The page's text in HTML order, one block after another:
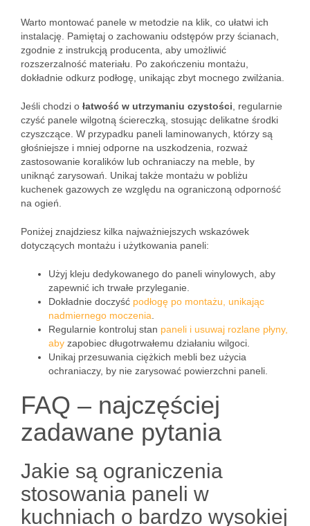
Warto montować panele w metodzie na klik, co ułatwi ich
instalację. Pamiętaj o zachowaniu odstępów przy ścianach,
zgodnie z instrukcją producenta, aby umożliwić
rozszerzalność materiału. Po zakończeniu montażu,
dokładnie odkurz podłogę, unikając zbyt mocnego zwilżania.
Jeśli chodzi o łatwość w utrzymaniu czystości , regularnie
czyść panele wilgotną ściereczką, stosując delikatne środki
czyszczące. W przypadku paneli laminowanych, którzy są
głośniejsze i mniej odporne na uszkodzenia, rozważ
zastosowanie koralików lub ochraniaczy na meble, by
uniknąć zarysowań. Unikaj także montażu w pobliżu
kuchenek gazowych ze względu na ograniczoną odporność
na ogień.
Poniżej znajdziesz kilka najważniejszych wskazówek
dotyczących montażu i użytkowania paneli:
Użyj kleju dedykowanego do paneli winylowych, aby
zapewnić ich trwałe przyleganie.
Dokładnie doczyść podłogę po montażu, unikając
nadmiernego moczenia
Regularnie kontroluj stan paneli i usuwaj rozlane płyny,
aby zapobiec długotrwałemu działaniu wilgoci.
Unikaj przesuwania ciężkich mebli bez użycia
ochraniaczy, by nie zarysować powierzchni paneli.
FAQ – najczęściej
zadawane pytania
Jakie są ograniczenia
stosowania paneli w
kuchniach o bardzo wysokiej